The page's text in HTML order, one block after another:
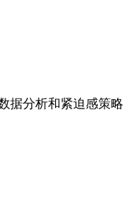
据分析和紧迫感策